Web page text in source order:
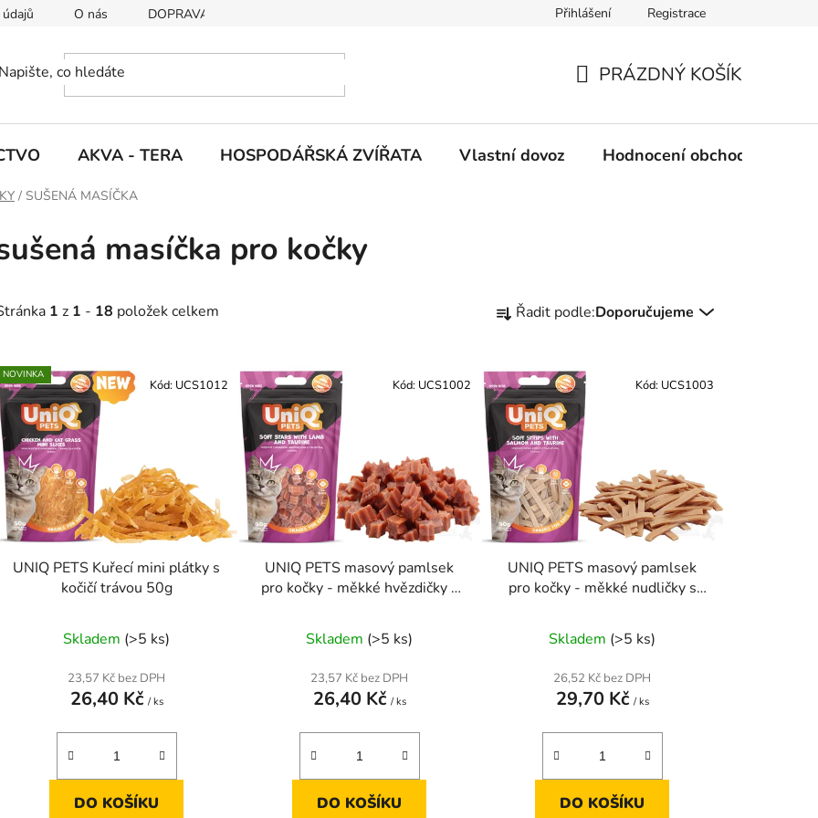
O nás DOPRAVA A PLATBY Přihlášení Registrace
N
Í
K
O
Š
K
PRÁZDNÝ KOŠÍK
AKVA - TERA HOSPODÁŘSKÁ ZVÍŘATA Vlastní dovoz Hodnocení obchodu
/ SUŠENÁ MASÍČKA
masíčka pro kočky
1 z 1 - 18 položek celkem
a
e
n
p
r
o
d
u
Řadit podle:Doporučujeme
p
s
p
NOVINKA
UNIQ PETS Kuřecí mini plátky s
kočičí trávou 50g
Skladem (>5 ks)
23,57 Kč bez DPH
26,40 Kč / ks
DO KOŠÍKU
Kód: UCS1012
UNIQ PETS masový pamlsek
pro kočky - měkké hvězdičky s
50g
Skladem (>5 ks)
23,57 Kč bez DPH
26,40 Kč / ks
DO KOŠÍKU
Kód: UCS1002
UNIQ PETS masový pamlsek
pro kočky - měkké nudličky s
Skladem (>5 ks)
26,52 Kč bez DPH
29,70 Kč / ks
DO KOŠÍKU
Kód: UCS1003